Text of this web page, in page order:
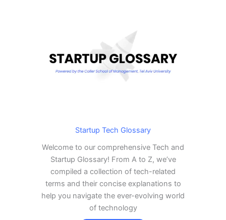
Startup Tech Glossary
Welcome to our comprehensive Tech and
Startup Glossary! From A to Z, we’ve
compiled a collection of tech-related
terms and their concise explanations to
help you navigate the ever-evolving world
of technology